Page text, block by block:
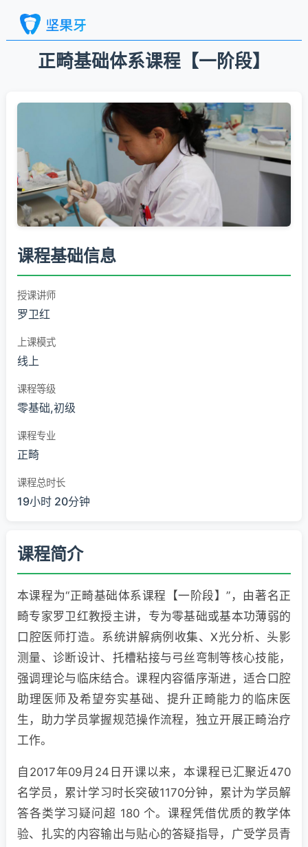
正畸基础体系课程【一阶段】
课程基础信息
授课讲师
罗卫红
上课模式
线上
课程等级
零基础,初级
课程专业
正畸
课程总时长
19小时 20分钟
课程简介
本课程为“正畸基础体系课程【一阶段】”，由著名正
畸专家罗卫红教授主讲，专为零基础或基本功薄弱的
口腔医师打造。系统讲解病例收集、X光分析、头影
测量、诊断设计、托槽粘接与弓丝弯制等核心技能，
强调理论与临床结合。课程内容循序渐进，适合口腔
助理医师及希望夯实基础、提升正畸能力的临床医
生，助力学员掌握规范操作流程，独立开展正畸治疗
工作。
自2017年09月24日开课以来，本课程已汇聚近470
名学员，累计学习时长突破1170分钟，累计为学员解
答各类学习疑问超 180 个。课程凭借优质的教学体
验、扎实的内容输出与贴心的答疑指导，广受学员青